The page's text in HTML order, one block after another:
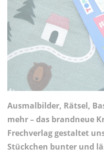
Ausmalbilder, Rätsel,
mehr – das brandneue
Frechverlag gestaltet
Stückchen bunter und